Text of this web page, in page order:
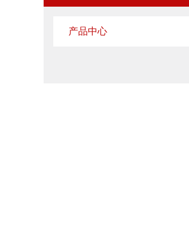
产品中心